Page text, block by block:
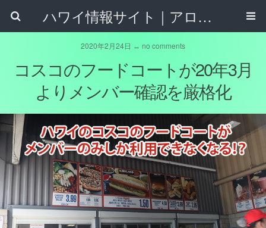
ハワイ情報サイト｜アロハタウンネット
2020年2月24日 ↔ no comments
コスコのフードコートが20年3月
よりメンバー確認を厳格化